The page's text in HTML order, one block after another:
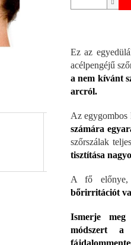
Ez az
acélpengéjű
a nem kívánt
arcról.
Az egygombos
számára
szőrszálak
tisztítása
A fő
bőrirritációt
Ismerje meg
módszert a